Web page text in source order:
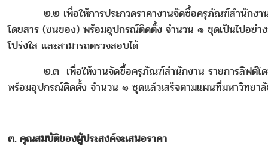
๒.๒ เพื่อให้การประกวดราคางานจัดซื้อครุภัณฑ์สำนักงา
โดยสาร (ขนของ) พร้อมอุปกรณ์ติดตั้ง จำนวน ๑ ชุดเป็นไปอย่าง
โปร่งใส และสามารถตรวจสอบได้
๒.๓ เพื่อให้งานจัดซื้อครุภัณฑ์สำนักงาน รายการลิฟต์โด
พร้อมอุปกรณ์ติดตั้ง จำนวน ๑ ชุดแล้วเสร็จตามแผนที่มหาวิทยา
๓. คุณสมบัติของผู้ประสงค์จะเสนอราคา